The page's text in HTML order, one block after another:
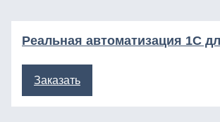
Реальная автоматизация 1С
Заказать